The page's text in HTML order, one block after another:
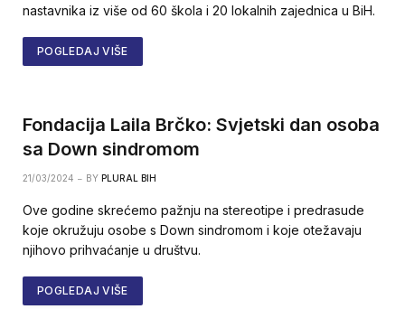
nastavnika iz više od 60 škola i 20 lokalnih zajednica u BiH.
POGLEDAJ VIŠE
Fondacija Laila Brčko: Svjetski dan osoba
sa Down sindromom
21/03/2024 BY PLURAL BIH
Ove godine skrećemo pažnju na stereotipe i predrasude
koje okružuju osobe s Down sindromom i koje otežavaju
njihovo prihvaćanje u društvu.
POGLEDAJ VIŠE